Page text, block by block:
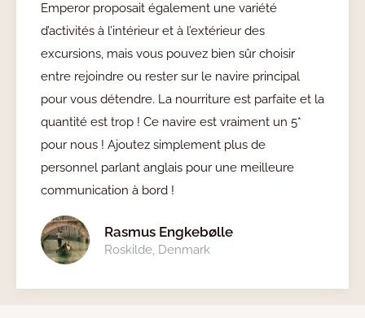
Emperor proposait également une variété
d’activités à l’intérieur et à l’extérieur des
excursions, mais vous pouvez bien sûr choisir
entre rejoindre ou rester sur le navire principal
pour vous détendre. La nourriture est parfaite et la
quantité est trop ! Ce navire est vraiment un 5*
pour nous ! Ajoutez simplement plus de
personnel parlant anglais pour une meilleure
communication à bord !
Rasmus Engkebølle
Roskilde, Denmark